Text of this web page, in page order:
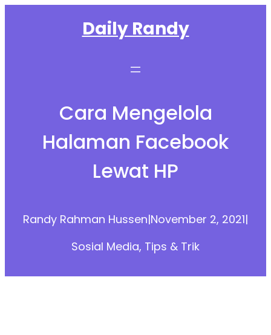
Daily Randy
Cara Mengelola
Halaman Facebook
Lewat HP
Randy Rahman Hussen|November 2, 2021|
Sosial Media, Tips & Trik